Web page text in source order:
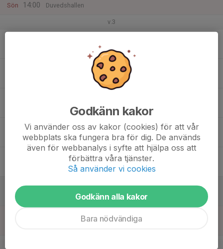
Sön
14:00
Duvedshallen
v.3
Lör
Godkänn kakor
Vi använder oss av kakor (cookies) för att vår
webbplats ska fungera bra för dig. De används
även för webbanalys i syfte att hjälpa oss att
förbättra våra tjänster.
Så använder vi cookies
Godkänn alla kakor
Bara nödvändiga